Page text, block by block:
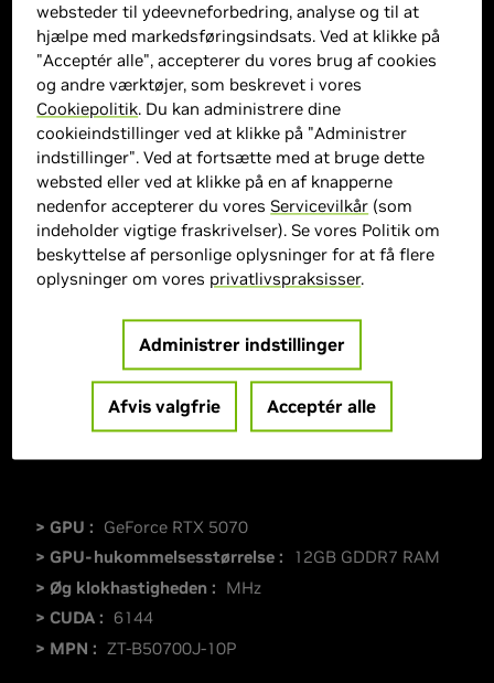
> GPU : GeForce RTX 5070
> GPU-hukommelsesstørrelse :
12GB GDDR7 RAM
> Øg klokhastigheden : MHz
> CUDA : 6144
> MPN : ZT-B50700J-10P
websteder til ydeevneforbedring, analyse og til at
hjælpe med markedsføringsindsats. Ved at klikke på
"Acceptér alle", accepterer du vores brug af cookies
og andre værktøjer, som beskrevet i vores
Cookiepolitik. Du kan administrere dine
cookieindstillinger ved at klikke på "Administrer
indstillinger". Ved at fortsætte med at bruge dette
websted eller ved at klikke på en af knapperne
nedenfor accepterer du vores Servicevilkår (som
indeholder vigtige fraskrivelser). Se vores Politik om
beskyttelse af personlige oplysninger for at få flere
oplysninger om vores privatlivspraksisser.
Administrer indstillinger
Afvis valgfrie Acceptér alle